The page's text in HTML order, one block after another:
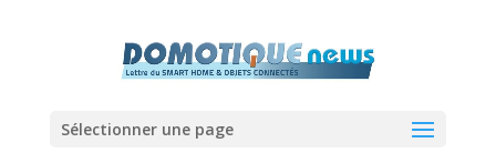
Sélectionner une page